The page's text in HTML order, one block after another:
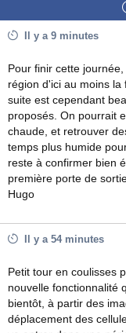
Il y a 9 minutes
Pour finir cette
région d'ici au moins
suite est cependant
proposés. On pourrait
chaude, et retrouver
temps plus humide
reste à confirmer bien
première porte de
Hugo
Il y a 54 minutes
Petit tour en coulisses
nouvelle fonctionnalité
bientôt, à partir des
déplacement des